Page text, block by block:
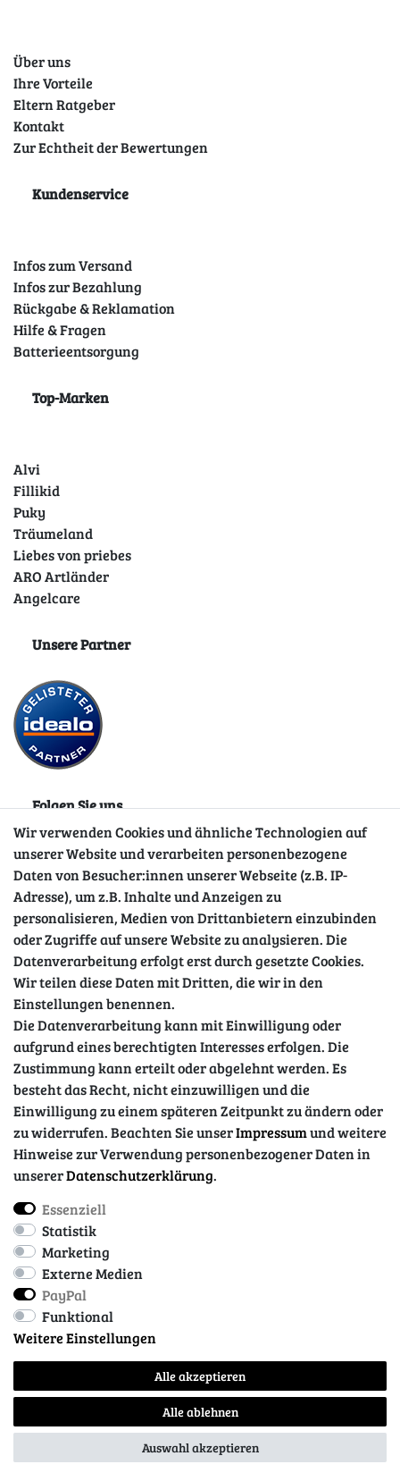
Über uns
Ihre Vorteile
Eltern Ratgeber
Kontakt
Zur Echtheit der Bewertungen
Kundenservice
Infos zum Versand
Infos zur Bezahlung
Rückgabe & Reklamation
Hilfe & Fragen
Batterieentsorgung
Top-Marken
Alvi
Fillikid
Puky
Träumeland
Liebes von priebes
ARO Artländer
Angelcare
Unsere Partner
Folgen Sie uns
Sicher einkaufen
Impressum
Barrierefreiheitserklärung
Vertrag widerrufen
© Copyright 2026 | Alle Rechte vorbehalten.
Wir verwenden Cookies und ähnliche Technologien auf
unserer Website und verarbeiten personenbezogene
Daten von Besucher:innen unserer Webseite (z.B. IP-
Adresse), um z.B. Inhalte und Anzeigen zu
personalisieren, Medien von Drittanbietern einzubinden
oder Zugriffe auf unsere Website zu analysieren. Die
Datenverarbeitung erfolgt erst durch gesetzte Cookies.
Wir teilen diese Daten mit Dritten, die wir in den
Einstellungen benennen.
Die Datenverarbeitung kann mit Einwilligung oder
aufgrund eines berechtigten Interesses erfolgen. Die
Zustimmung kann erteilt oder abgelehnt werden. Es
besteht das Recht, nicht einzuwilligen und die
Einwilligung zu einem späteren Zeitpunkt zu ändern oder
zu widerrufen. Beachten Sie unserImpressumund weitere
Hinweise zur Verwendung personenbezogener Daten in
unsererDaten­schutz­erklärung.
Essenziell
Statistik
Marketing
Externe Medien
PayPal
Funktional
Weitere Einstellungen
Alle akzeptieren
Alle ablehnen
Auswahl akzeptieren